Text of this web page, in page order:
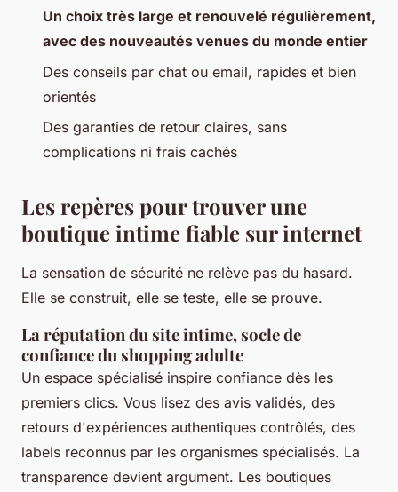
Un choix très large et renouvelé régulièrement,
avec des nouveautés venues du monde entier
Des conseils par chat ou email, rapides et bien
orientés
Des garanties de retour claires, sans
complications ni frais cachés
Les repères pour trouver une
boutique intime fiable sur internet
La sensation de sécurité ne relève pas du hasard.
Elle se construit, elle se teste, elle se prouve.
La réputation du site intime, socle de
confiance du shopping adulte
Un espace spécialisé inspire confiance dès les
premiers clics. Vous lisez des avis validés, des
retours d'expériences authentiques contrôlés, des
labels reconnus par les organismes spécialisés. La
transparence devient argument. Les boutiques